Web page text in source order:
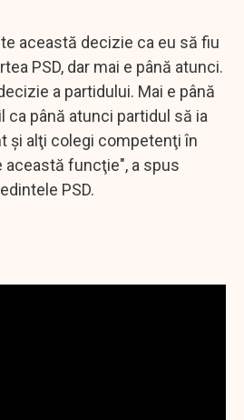
această decizie ca eu să fiu
PSD, dar mai e până atunci.
a partidului. Mai e până
ca până atunci partidul să ia
şi alţi colegi competenţi în
această funcţie", a spus
PSD.